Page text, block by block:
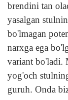
brendini tan
yasalgan
bo'lmagan
narxga ega
variant bo'ladi.
yog'och
guruh. Onda